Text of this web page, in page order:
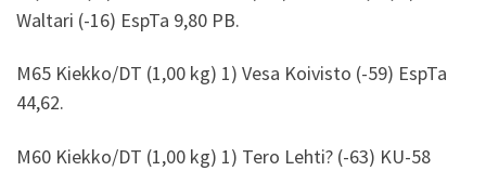
Waltari (-16) EspTa 9,80 PB.
M65 Kiekko/DT (1,00 kg) 1) Vesa Koivisto (-59) EspTa
44,62.
M60 Kiekko/DT (1,00 kg) 1) Tero Lehti? (-63) KU-58